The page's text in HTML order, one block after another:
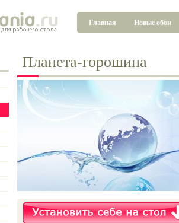
Главная Новые обои
Планета-горошина